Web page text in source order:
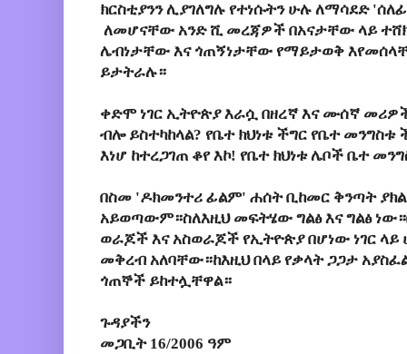
ክርስቲያንን ሊያገለግሉ የተነሱትን ሁሉ ለማሳደድ
ለመሆናቸው አንድ ሺ መረጃዎች በአናታቸው ላይ
ሌብነታቸው እና ጎጠኝነታቸው የማይታወቅ
ይታትራሉ።
ቀድሞ ነገር ኢትዮጵያ እራሷ በዘረኛ እና ሙሰኛ
ብሎ ይስተካከላል? የቤተ ክህነቱ ችግር የቤተ
እነሆ ከተረጋገጠ ቆየ እኮ! የቤተ ክህነቱ ሌቦች ቤተ
በስመ 'ዶክመንተሪ ፊልም' ሐሰት ቢከመር ቅንጣት
አይወጣውም።ስለእዚህ መፍትሄው ግልፅ እና ግልፅ
ወራጆች እና አስወራጆች የኢትዮጵያ በሆነው ነገር ላይ
መቅረብ አለባቸው።ከእዚህ በላይ የቃላት ጋጋታ
ጎጠኞች ይከተሏቸዋል።
ጉዳያችን
መጋቢት 16/2006 ዓም